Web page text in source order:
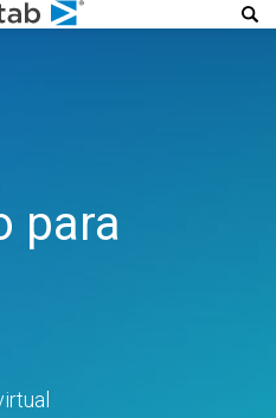
para